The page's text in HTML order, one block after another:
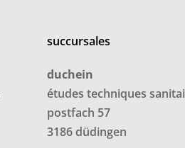
succursales
duchein
études techniques
postfach 57
3186 düdingen